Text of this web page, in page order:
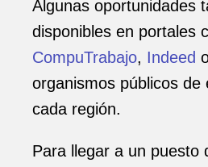
Algunas oportunidades
disponibles en portales
CompuTrabajo, Indeed
organismos públicos de
cada región.
Para llegar a un puesto